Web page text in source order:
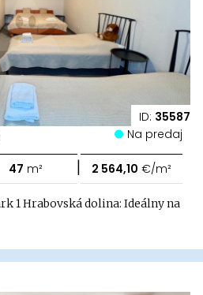
ID: 35587
Na predaj
47 m² | 2 564,10 €/m²
1 Hrabovská dolina: Ideálny na